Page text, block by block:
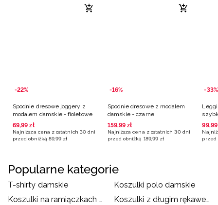
-22%
Spodnie dresowe joggery z
modalem damskie - fioletowe
69,99 zł
Najniższa cena z ostatnich 30 dni
przed obniżką 89,99 zł
-16%
Spodnie dresowe z modalem
damskie - czarne
159,99 zł
Najniższa cena z ostatnich 30 dni
przed obniżką 189,99 zł
-33%
99,99
przed
Popularne kategorie
T-shirty damskie
Koszulki polo damskie
Koszulki na ramiączkach damskie
Koszulki z długim rękawem damskie